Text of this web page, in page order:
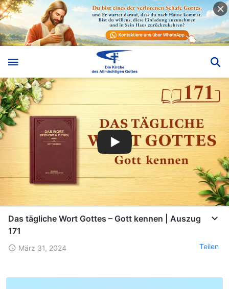
Das tägliche Wort Gottes – Gott kennen | Auszug
171
März 31, 2024 Teilen